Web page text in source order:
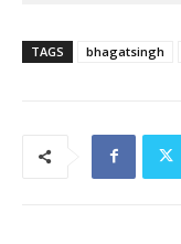
TAGS bhagatsingh